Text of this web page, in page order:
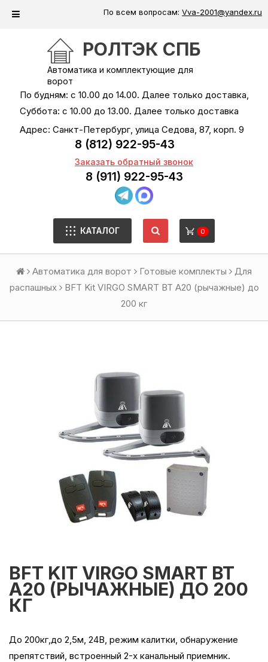
По всем вопросам: Vva-2001@yandex.ru
РОЛТЭК СПБ
Автоматика и комплектующие для
ворот
По будням: с 10.00 до 14.00. Далее только доставка,
Суббота: с 10.00 до 13.00. Далее только доставка
Адрес: Санкт-Петербург, улица Седова, 87, корп. 9
8 (812) 922-95-43
Заказать обратный звонок
8 (911) 922-95-43
КАТАЛОГ 0
Автоматика для ворот Готовые комплекты
Для
распашных
BFT Kit VIRGO SMART BT A20 (рычажные) до
200 кг
BFT KIT VIRGO SMART BT
A20 (РЫЧАЖНЫЕ) ДО 200
КГ
До 200кг,до 2,5м, 24В, режим калитки, обнаружение
препятствий, встроенный 2-х канальный приемник.